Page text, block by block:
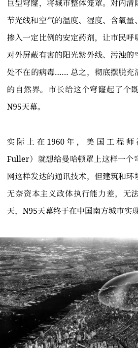
巨型穹窿，将城市整体笼罩。对内
节光线和空气的温度、湿度、含氧量
掺入一定比例的安定药剂，让市民呼
对外屏蔽有害的阳光紫外线、污浊
处不在的病毒…… 总之，彻底摆脱充
的自然界。市长给这个穹窿起了个
N95天幕。
实际上在1960年，美国工程师
Fuller）就想给曼哈顿罩上这样一个
网这样发达的通讯技术，但建筑和环
无奈资本主义政体执行能力差，无
天，N95天幕终于在中国南方城市实现